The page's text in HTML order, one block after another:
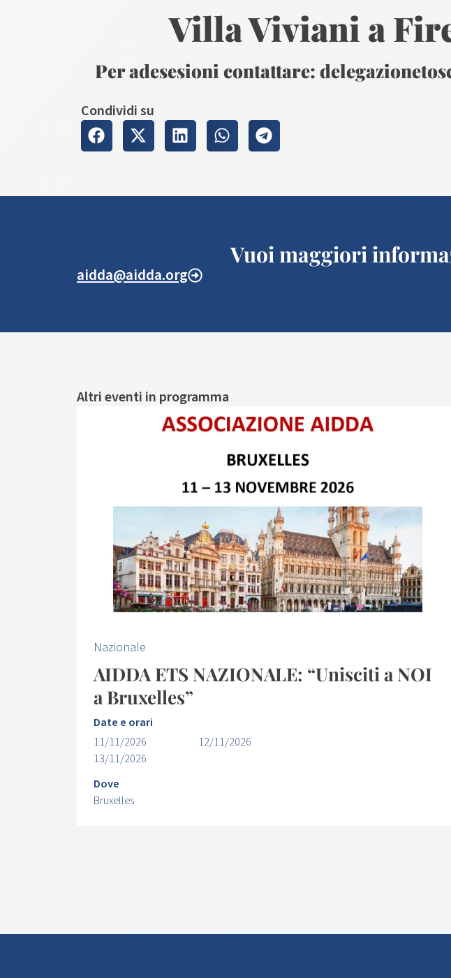
Villa Viviani a
Per adesesioni contattare:
Condividi su
Vuoi maggiori
aidda@aidda.org
Altri eventi in programma
Nazionale
AIDDA ETS NAZIONALE: “Unisciti a NOI
a Bruxelles”
Date e orari
11/11/2026
12/11/2026
13/11/2026
Dove
Bruxelles